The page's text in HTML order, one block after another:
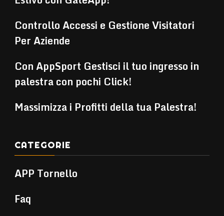
Controllo Accessi e Gestione Visitatori
Per Aziende
Con AppSport Gestisci il tuo ingresso in
palestra con pochi Click!
Massimizza i Profitti della tua Palestra!
CATEGORIE
APP Tornello
Faq